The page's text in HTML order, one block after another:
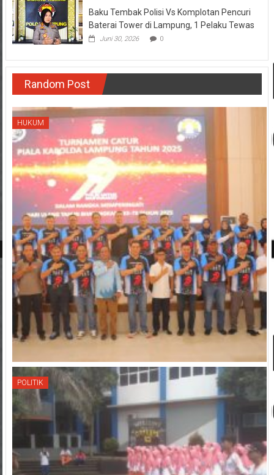
Baku Tembak Polisi Vs Komplotan Pencuri
Baterai Tower di Lampung, 1 Pelaku Tewas
Juni 30, 2026 0
Random Post
HUKUM
POLITIK